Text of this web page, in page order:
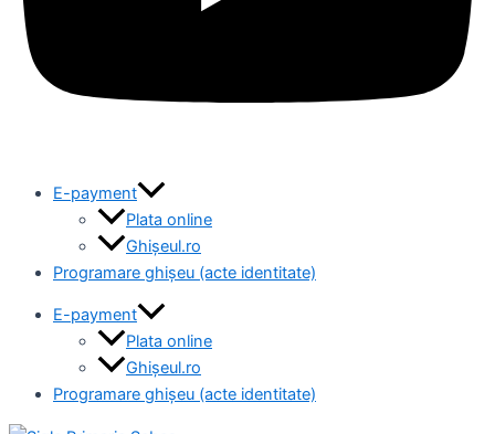
E-payment
Plata online
Ghișeul.ro
Programare ghișeu (acte identitate)
E-payment
Plata online
Ghișeul.ro
Programare ghișeu (acte identitate)